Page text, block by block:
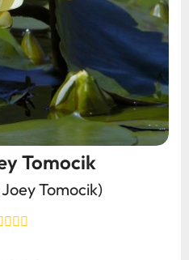
Tomocik
Tomocik)